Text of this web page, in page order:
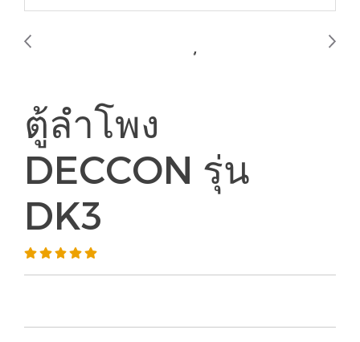
ตู้ลำโพง
DECCON รุ่น
DK3